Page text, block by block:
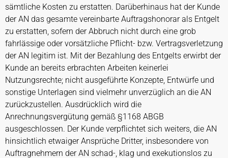
sämtliche Kosten zu erstatten. Darüberhinaus hat der Kunde
der AN das gesamte vereinbarte Auftragshonorar als Entgelt
zu erstatten, sofern der Abbruch nicht durch eine grob
fahrlässige oder vorsätzliche Pflicht- bzw. Vertragsverletzung
der AN legitim ist. Mit der Bezahlung des Entgelts erwirbt der
Kunde an bereits erbrachten Arbeiten keinerlei
Nutzungsrechte; nicht ausgeführte Konzepte, Entwürfe und
sonstige Unterlagen sind vielmehr unverzüglich an die AN
zurückzustellen. Ausdrücklich wird die
Anrechnungsvergütung gemäß §1168 ABGB
ausgeschlossen. Der Kunde verpflichtet sich weiters, die AN
hinsichtlich etwaiger Ansprüche Dritter, insbesondere von
Auftragnehmern der AN schad-, klag und exekutionslos zu